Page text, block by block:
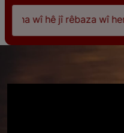
wî hê jî rêbaza wî her